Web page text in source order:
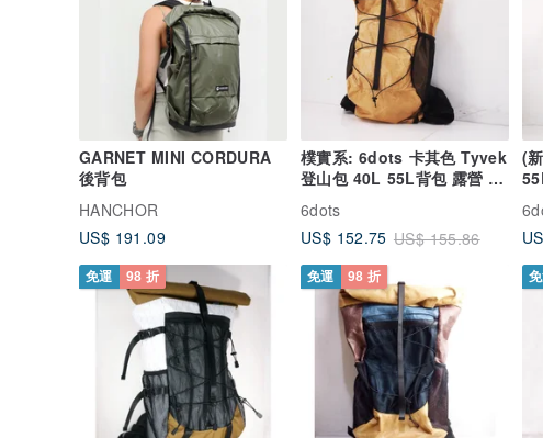
GARNET MINI CORDURA
後背包
HANCHOR
US$ 191.09
樸實系: 6dots 卡其色 Tyvek
登山包 40L 55L背包 露營 登
6dots
US$ 152.75 US$ 155.86
(新
免運 98 折 免運 98 折